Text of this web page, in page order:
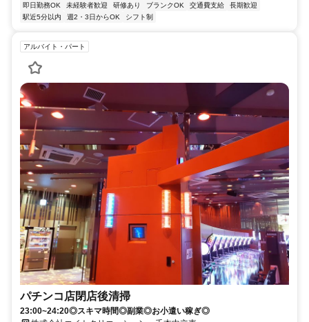
即日勤務OK
未経験者歓迎 研修あり ブランクOK 交通費支給
長期歓迎
駅近5分以内
週2・3日からOK シフト制
アルバイト・パート
パチンコ店閉店後清掃
23:00~24:20◎スキマ時間◎副業◎お小遣い稼ぎ◎